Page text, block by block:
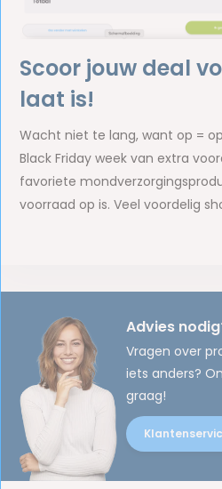
Scoor jouw deal
laat is!
Wacht niet te lang, want op =
Black Friday week van extra
favoriete
voorraad op is. Veel voordelig
Advies
Vragen over
iets anders?
graag!